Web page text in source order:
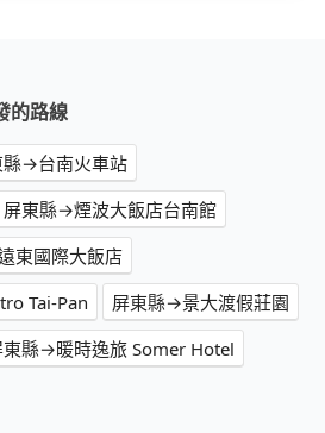
的路線
縣→台南火車站
屏東縣→煙波大飯店台南館
東國際大飯店
Tai-Pan
屏東縣→景大渡假莊園
東縣→暖時逸旅 Somer Hotel